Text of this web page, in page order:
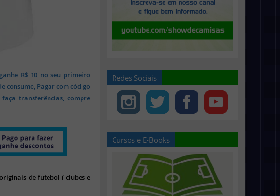
R$ 10 no seu primeiro
consumo, Pagar com código
transferências, compre
de futebol ( clubes e
Redes Sociais
Cursos e E-Books